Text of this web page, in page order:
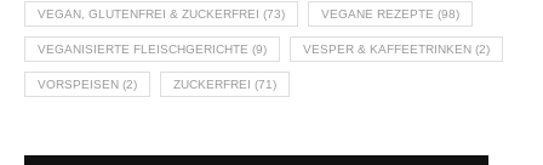
VEGAN, GLUTENFREI & ZUCKERFREI (73) VEGANE REZEPTE (98)
VEGANISIERTE FLEISCHGERICHTE (9) VESPER & KAFFEETRINKEN (2)
VORSPEISEN (2) ZUCKERFREI (71)